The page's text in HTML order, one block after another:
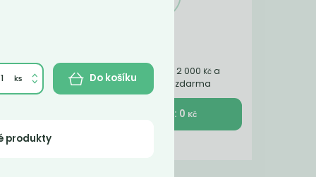
Nakupte ještě za 2 000 Kč a
získáte dopravu zdarma
K pokladně : 0 Kč
Do košíku
produkty